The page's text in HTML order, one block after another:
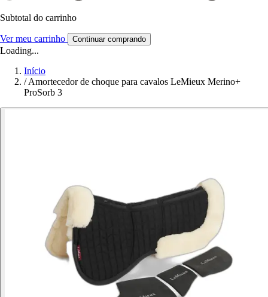
Subtotal do carrinho
Ver meu carrinho Continuar comprando
Loading...
Início
/ Amortecedor de choque para cavalos LeMieux Merino+
ProSorb 3